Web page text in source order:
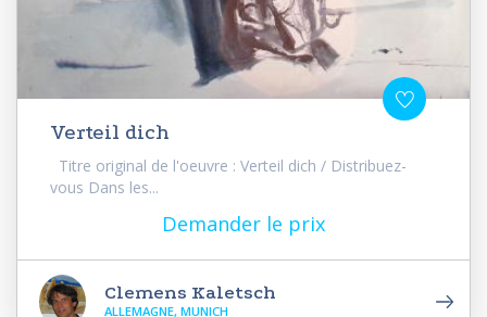
Verteil dich
Titre original de l'oeuvre : Verteil dich / Distribuez-
vous Dans les...
Demander le prix
Clemens Kaletsch
ALLEMAGNE, MUNICH